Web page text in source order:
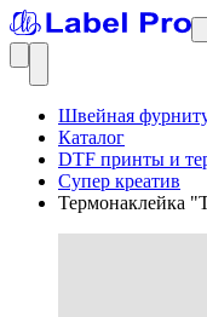
Швейная
Каталог
DTF принты и
Супер креатив
Термонаклейка